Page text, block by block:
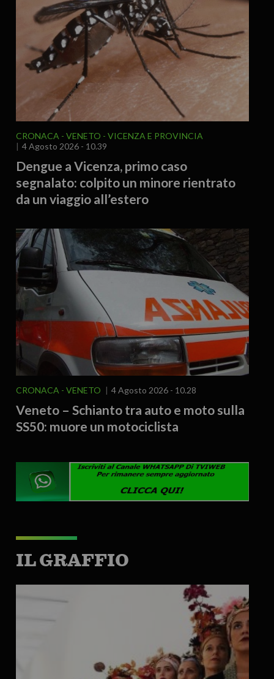
CRONACA VENETO
VICENZA E PROVINCIA
4 Agosto 2026 - 10.39
Dengue a Vicenza, primo caso
segnalato: colpito un minore rientrato
da un viaggio all’estero
CRONACA VENETO 4 Agosto 2026 - 10.28
Veneto – Schianto tra auto e moto sulla
SS50: muore un motociclista
IL GRAFFIO